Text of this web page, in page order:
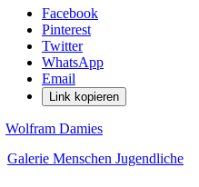
Facebook
Pinterest
Twitter
WhatsApp
Email
Link kopieren
Wolfram Damies
Galerie Menschen Jugendliche